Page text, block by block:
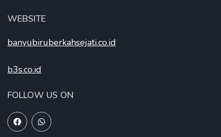
WEBSITE
banyubiruberkahsejati.co.id
b3s.co.id
FOLLOW US ON